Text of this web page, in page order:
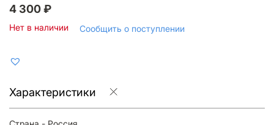
4 300₽
Нет в наличии Сообщить о поступлении
Характеристики